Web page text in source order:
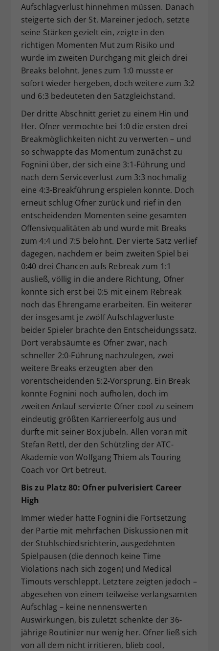
Aufschlagverlust hinnehmen müssen. Danach
steigerte sich der St. Mareiner jedoch, setzte
seine Stärken gezielt ein, zeigte in den
richtigen Momenten Mut zum Risiko und
wurde im zweiten Durchgang mit gleich drei
Breaks belohnt. Jenes zum 1:0 musste er
sofort wieder hergeben, doch weitere zum 3:2
und 6:3 bedeuteten den Satzgleichstand.
Der dritte Abschnitt geriet zu einem Hin und
Her. Ofner vermochte bei 1:0 die ersten drei
Breakmöglichkeiten nicht zu verwerten – und
so schwappte das Momentum zunächst zu
Fognini über, der sich eine 3:1-Führung und
nach dem Serviceverlust zum 3:3 nochmalig
eine 4:3-Breakführung erspielen konnte. Doch
erneut schlug Ofner zurück und rief in den
entscheidenden Momenten seine gesamten
Offensivqualitäten ab und wurde mit Breaks
zum 4:4 und 7:5 belohnt. Der vierte Satz verlief
dagegen, nachdem er beim zweiten Spiel bei
0:40 drei Chancen aufs Rebreak zum 1:1
ausließ, völlig in die andere Richtung, Ofner
konnte sich erst bei 0:5 mit einem Rebreak
noch das Ehrengame erarbeiten. Ein weiterer
der insgesamt je zwölf Aufschlagverluste
beider Spieler brachte den Entscheidungssatz.
Dort verabsäumte es Ofner zwar, nach
schneller 2:0-Führung nachzulegen, zwei
weitere Breaks erzeugten aber den
vorentscheidenden 5:2-Vorsprung. Ein Break
konnte Fognini noch aufholen, doch im
zweiten Anlauf servierte Ofner cool zu seinem
eindeutig größten Karriereerfolg aus und
durfte mit seiner Box jubeln. Allen voran mit
Stefan Rettl, der den Schützling der ATC-
Akademie von Wolfgang Thiem als Touring
Coach vor Ort betreut.
Bis zu Platz 80: Ofner pulverisiert Career
High
Immer wieder hatte Fognini die Fortsetzung
der Partie mit mehrfachen Diskussionen mit
der Stuhlschiedsrichterin, ausgedehnten
Spielpausen (die dennoch keine Time
Violations nach sich zogen) und Medical
Timouts verschleppt. Letztere zeigten jedoch –
abgesehen von einem teilweise verlangsamten
Aufschlag – keine nennenswerten
Auswirkungen, bis zuletzt schenkte der 36-
jährige Routinier nur wenig her. Ofner ließ sich
von all dem nicht irritieren, blieb cool,